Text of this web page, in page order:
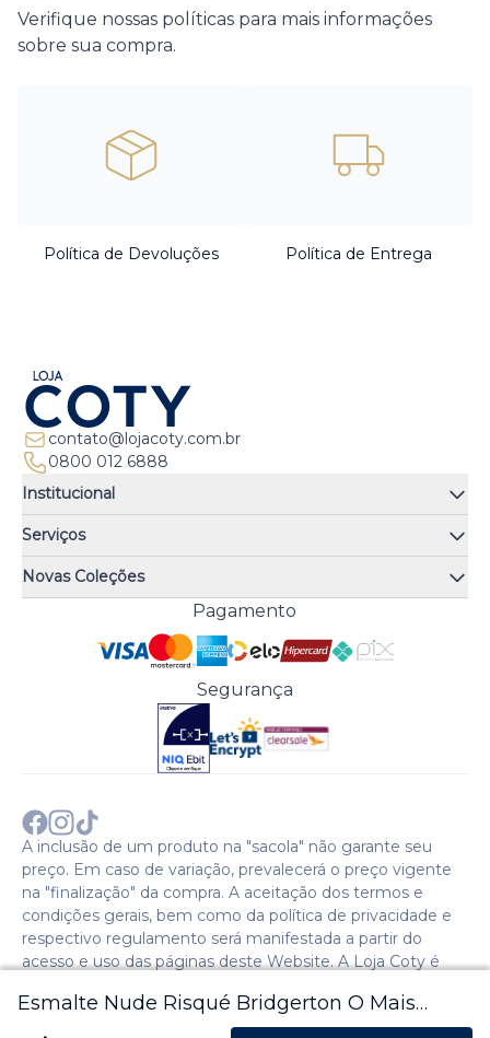
Esmalte Nude Risqué Bridgerton O Mais
Verifique nossas políticas para mais informações
sobre sua compra.
Política de Devoluções Política de Entrega
contato@lojacoty.com.br
0800 012 6888
Institucional
Quem somos
Quiz de fragrâncias
Trocas e Devoluções
Troque Fácil
Perguntas Frequentes
Política de Pagamento
Política de Entrega
Política de Privacidade
Comprar com CNPJ?
Sobre a COTY no mundo
Serviços
Atendimento
Meus Pedidos
Trabalhe Conosco
Preferências de Cookies
Novas Coleções
Cenoura & Bronze
Pagamento
Segurança
A inclusão de um produto na "sacola" não garante seu
preço. Em caso de variação, prevalecerá o preço vigente
na "finalização" da compra. A aceitação dos termos e
condições gerais, bem como da política de privacidade e
respectivo regulamento será manifestada a partir do
acesso e uso das páginas deste Website. A Loja Coty é
Endereço: Avenida Caio Cotrim,46. Galpão 1. Itaqui. Itapevi,
SP - CEP: 06696-060 - 2024 © Copyright Coty. Todos os